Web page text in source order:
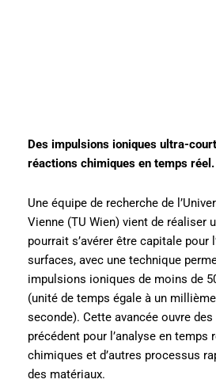
Des impulsions ioniques ultra-
réactions chimiques en temps réel.
Une équipe de recherche de
Vienne (TU Wien) vient de réaliser
pourrait s’avérer être capitale pour
surfaces, avec une technique
impulsions ioniques de moins de
(unité de temps égale à un
seconde). Cette avancée ouvre
précédent pour l’analyse en temps
chimiques et d’autres processus
des matériaux.